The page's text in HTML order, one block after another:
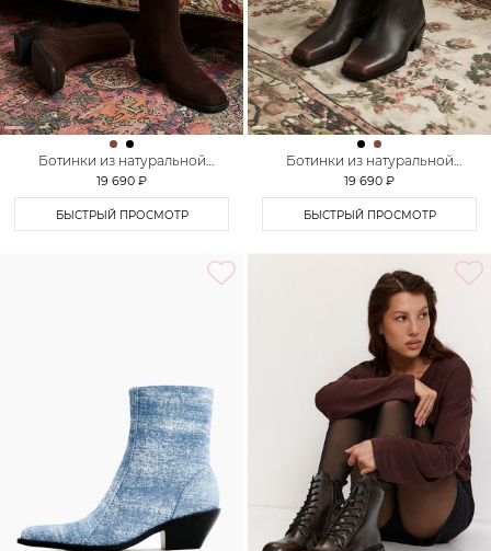
Ботинки из натуральной
замши Lera Nena
19 690 ₽
БЫСТРЫЙ ПРОСМОТР
Ботинки из натуральной
кожи Lera Nena
19 690 ₽
БЫСТРЫЙ ПРОСМОТР